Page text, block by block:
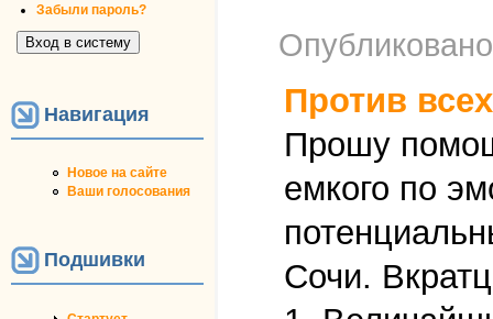
Забыли пароль?
Навигация
Новое на сайте
Ваши голосования
Подшивки
Против всех
Прошу
емкого по
Сочи.